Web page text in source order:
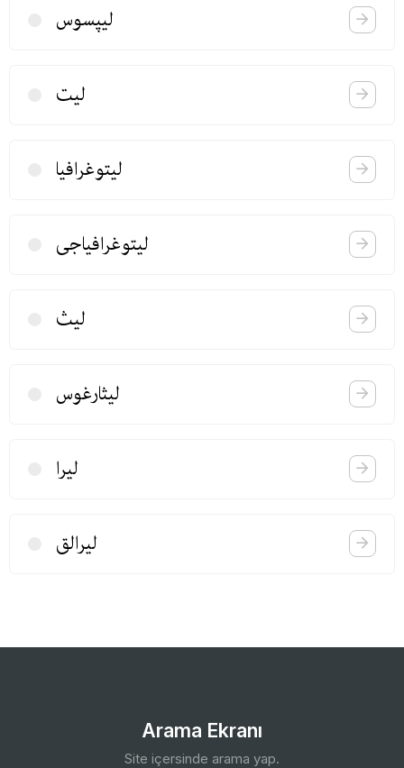
لیپسوس
لیت
لیتوغرافیا
لیتوغرافیاجی
لیث
لیثارغوس
لیرا
لیرالق
Arama Ekranı
Site içersinde arama yap.